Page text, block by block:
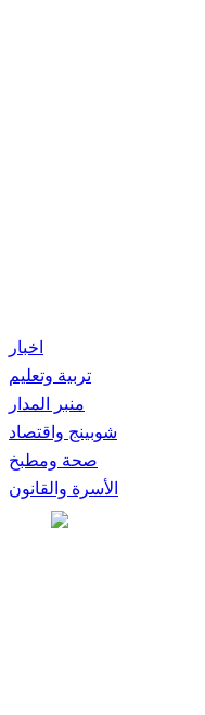
اخبار
تربية وتعليم
منبر المدار
شوبينج واقتصاد
صحة ومطبخ
الأسرة والقانون